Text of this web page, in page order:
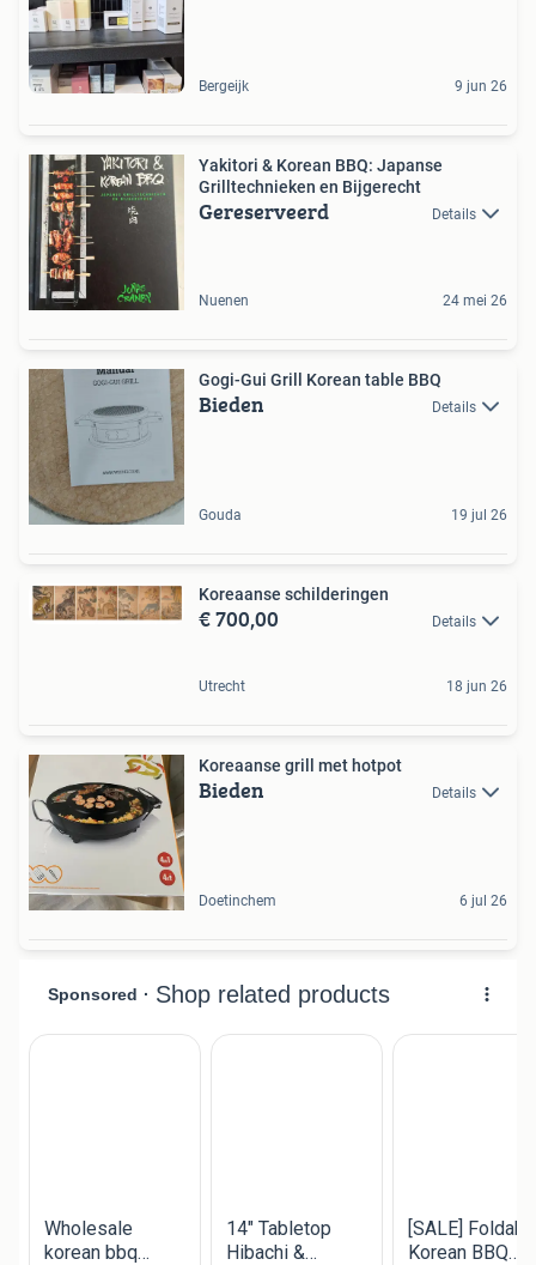
Bergeijk 9 jun 26
Yakitori & Korean BBQ: Japanse
Grilltechnieken en Bijgerecht
Gereserveerd Details
Nuenen 24 mei 26
Gogi-Gui Grill Korean table BBQ
Bieden Details
Gouda 19 jul 26
Koreaanse schilderingen
€ 700,00 Details
Utrecht 18 jun 26
Koreaanse grill met hotpot
Bieden Details
Doetinchem 6 jul 26